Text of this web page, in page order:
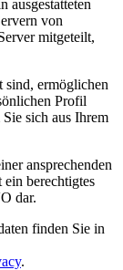
ausgestatteten
von
mitgeteilt,
sind, ermöglichen
Profil
sich aus Ihrem
ansprechenden
berechtigtes
dar.
finden Sie in
.